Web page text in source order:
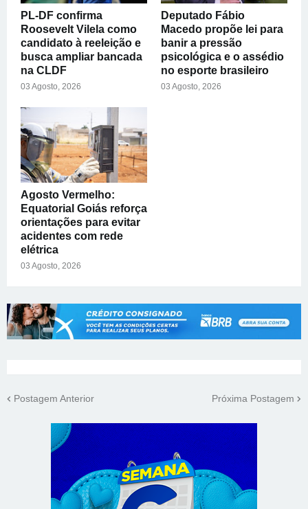
PL-DF confirma
Roosevelt Vilela como
candidato à reeleição e
busca ampliar bancada
na CLDF
03 Agosto, 2026
Deputado Fábio
Macedo propõe lei para
banir a pressão
psicológica e o assédio
no esporte brasileiro
03 Agosto, 2026
Agosto Vermelho:
Equatorial Goiás reforça
orientações para evitar
acidentes com rede
elétrica
03 Agosto, 2026
Postagem Anterior Próxima Postagem